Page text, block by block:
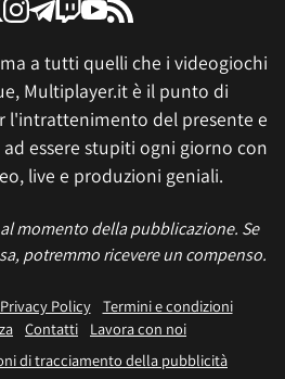
a tutti quelli che i videogiochi
Multiplayer.it è il punto di
l'intrattenimento del presente e
essere stupiti ogni giorno con
live e produzioni geniali.
momento della pubblicazione. Se
potremmo ricevere un compenso.
Privacy Policy
Termini e condizioni
Contatti
Lavora con noi
di tracciamento della pubblicità